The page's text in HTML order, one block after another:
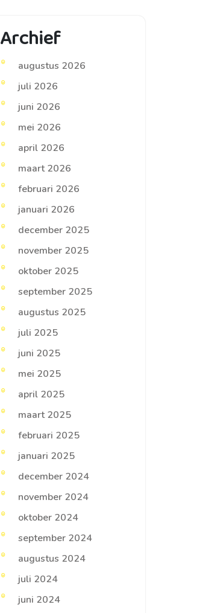
Archief
augustus 2026
juli 2026
juni 2026
mei 2026
april 2026
maart 2026
februari 2026
januari 2026
december 2025
november 2025
oktober 2025
september 2025
augustus 2025
juli 2025
juni 2025
mei 2025
april 2025
maart 2025
februari 2025
januari 2025
december 2024
november 2024
oktober 2024
september 2024
augustus 2024
juli 2024
juni 2024